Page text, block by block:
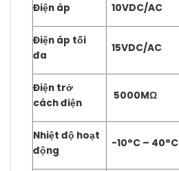
Điện áp 10VDC/AC
Điện áp tối
đa
15VDC/AC
Điện trở
cách điện
5000MΩ
Nhiệt độ hoạt
động
-10°C – 40°C